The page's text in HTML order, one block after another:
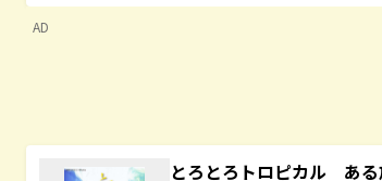
AD
とろとろトロピカル あ